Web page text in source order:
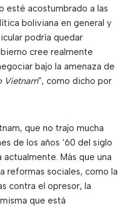
esté acostumbrado a las
boliviana en general y
podría quedar
cree realmente
bajo la amenaza de
Vietnam”, como dicho por
que no trajo mucha
de los años ‘60 del siglo
Más que una
reformas sociales, como la
contra el opresor, la
que está